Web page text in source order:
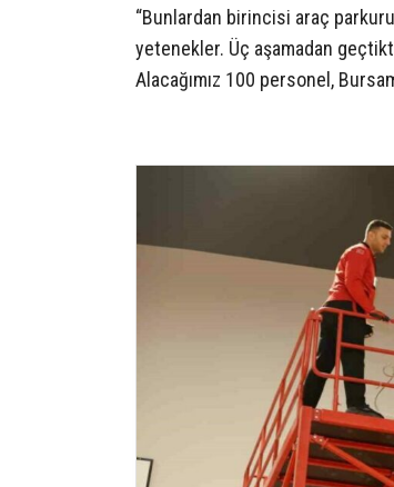
“Bunlardan birincisi araç
yetenekler. Üç aşamadan
Alacağımız 100 personel,